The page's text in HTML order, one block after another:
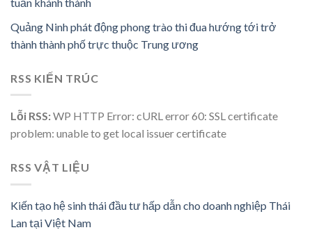
Quảng Ninh phát động phong trào thi đua hướng tới trở
thành thành phố trực thuộc Trung ương
RSS KIẾN TRÚC
Lỗi RSS:WP HTTP Error: cURL error 60: SSL certificate
problem: unable to get local issuer certificate
RSS VẬT LIỆU
Kiến tạo hệ sinh thái đầu tư hấp dẫn cho doanh nghiệp Thái
Lan tại Việt Nam